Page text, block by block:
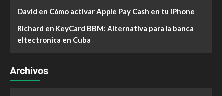
David en Cómo activar Apple Pay Cash en tu iPhone
Richard en KeyCard BBM: Alternativa para la banca
eltectronica en Cuba
Archivos